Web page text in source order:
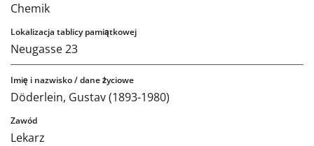
Chemik
Neugasse 23
Döderlein, Gustav (1893-1980)
Lekarz